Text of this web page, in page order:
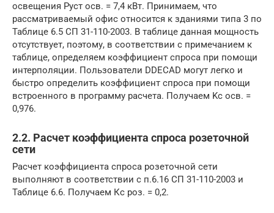
освещения Pуст осв. = 7,4 кВт. Принимаем, что
рассматриваемый офис относится к зданиями типа 3 по
Таблице 6.5 СП 31-110-2003. В таблице данная мощность
отсутствует, поэтому, в соответствии с примечанием к
таблице, определяем коэффициент спроса при помощи
интерполяции. Пользователи DDECAD могут легко и
быстро определить коэффициент спроса при помощи
встроенного в программу расчета. Получаем Kс осв. =
0,976.
2.2. Расчет коэффициента спроса розеточной
сети
Расчет коэффициента спроса розеточной сети
выполняют в соответствии с п.6.16 СП 31-110-2003 и
Таблице 6.6. Получаем Кс роз. = 0,2.